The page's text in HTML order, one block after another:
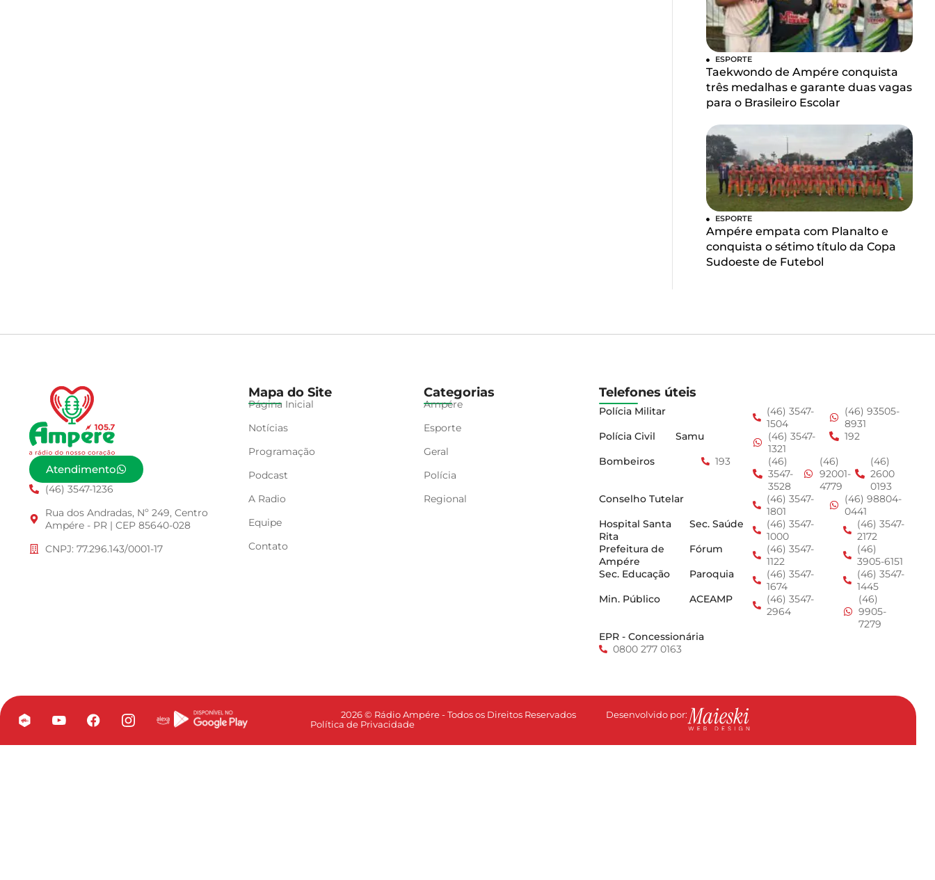
ESPORTE
Taekwondo de Ampére conquista
três medalhas e garante duas vagas
para o Brasileiro Escolar
ESPORTE
Ampére empata com Planalto e
conquista o sétimo título da Copa
Sudoeste de Futebol
Atendimento
(46) 3547-1236
Rua dos Andradas, Nº 249, Centro
Ampére - PR | CEP 85640-028
CNPJ: 77.296.143/0001-17
Mapa do Site
Página Inicial
Notícias
Programação
Podcast
A Radio
Equipe
Contato
Categorias
Ampére
Esporte
Geral
Polícia
Regional
Telefones úteis
Polícia Militar
(46) 3547-
1504
(46) 93505-
8931
Polícia Civil
Samu
(46) 3547-
1321
192
Bombeiros
193
(46)
3547-
3528
(46)
92001-
4779
(46)
2600
0193
Conselho Tutelar
(46) 3547-
1801
(46) 98804-
0441
Hospital Santa
Rita
Sec. Saúde
(46) 3547-
1000
(46) 3547-
2172
Prefeitura de
Ampére
Fórum
(46) 3547-
1122
(46)
3905-6151
Sec. Educação
Paroquia
(46) 3547-
1674
(46) 3547-
1445
Min. Público
ACEAMP
(46) 3547-
2964
(46)
9905-
7279
EPR - Concessionária
0800 277 0163
2026 © Rádio Ampére - Todos os Direitos Reservados
Política de Privacidade
Desenvolvido por: